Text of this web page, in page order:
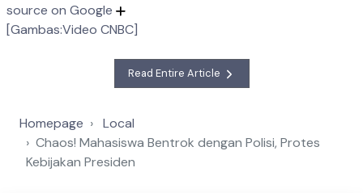
source on Google
[Gambas:Video CNBC]
Read Entire Article
Homepage
Local
Chaos! Mahasiswa Bentrok dengan Polisi, Protes
Kebijakan Presiden